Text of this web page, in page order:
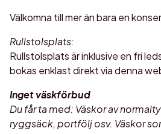
Välkomna till mer än bara en
Rullstolsplats:
Rullstolsplats är inklusive en fri
bokas enklast direkt via denna
Inget väskförbud
Du får ta med: Väskor av
ryggsäck, portfölj osv. Väskor